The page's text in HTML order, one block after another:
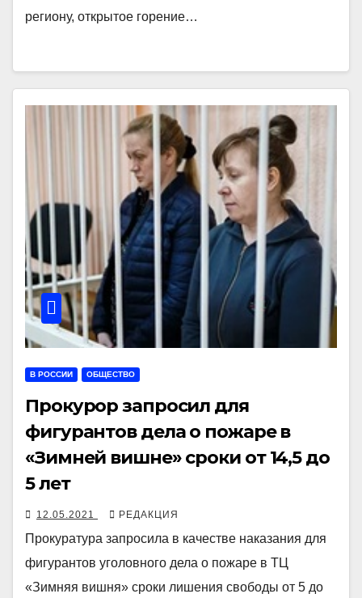
региону, открытое горение…
В РОССИИ ОБЩЕСТВО
Прокурор запросил для
фигурантов дела о пожаре в
«Зимней вишне» сроки от 14,5 до
5 лет
12.05.2021 РЕДАКЦИЯ
Прокуратура запросила в качестве наказания для
фигурантов уголовного дела о пожаре в ТЦ
«Зимняя вишня» сроки лишения свободы от 5 до